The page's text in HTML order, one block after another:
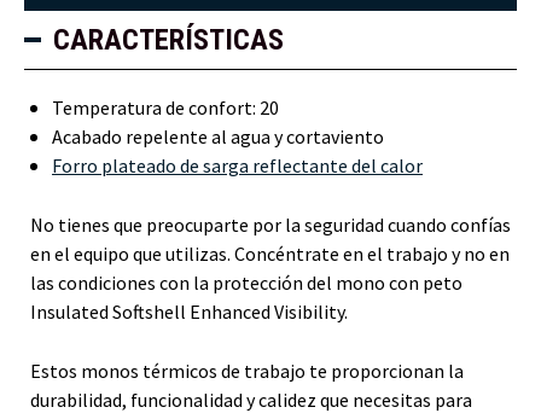
CARACTERÍSTICAS
Temperatura de confort: 20
Acabado repelente al agua y cortaviento
Forro plateado de sarga reflectante del calor
No tienes que preocuparte por la seguridad cuando confías
en el equipo que utilizas. Concéntrate en el trabajo y no en
las condiciones con la protección del mono con peto
Insulated Softshell Enhanced Visibility.
Estos monos térmicos de trabajo te proporcionan la
durabilidad, funcionalidad y calidez que necesitas para